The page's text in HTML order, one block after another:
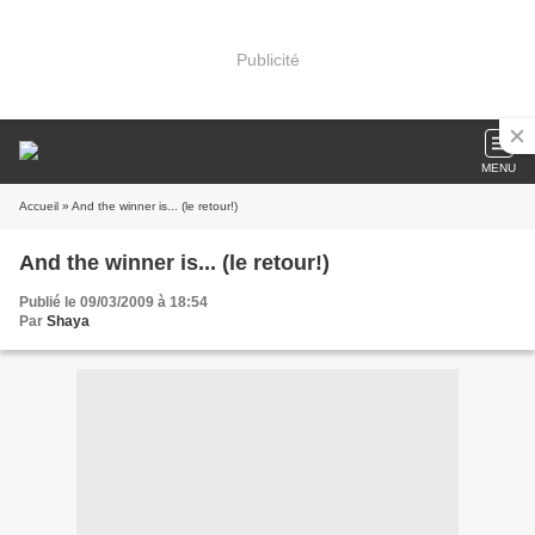
Publicité
MENU
Accueil » And the winner is... (le retour!)
And the winner is... (le retour!)
Publié le 09/03/2009 à 18:54
Par Shaya